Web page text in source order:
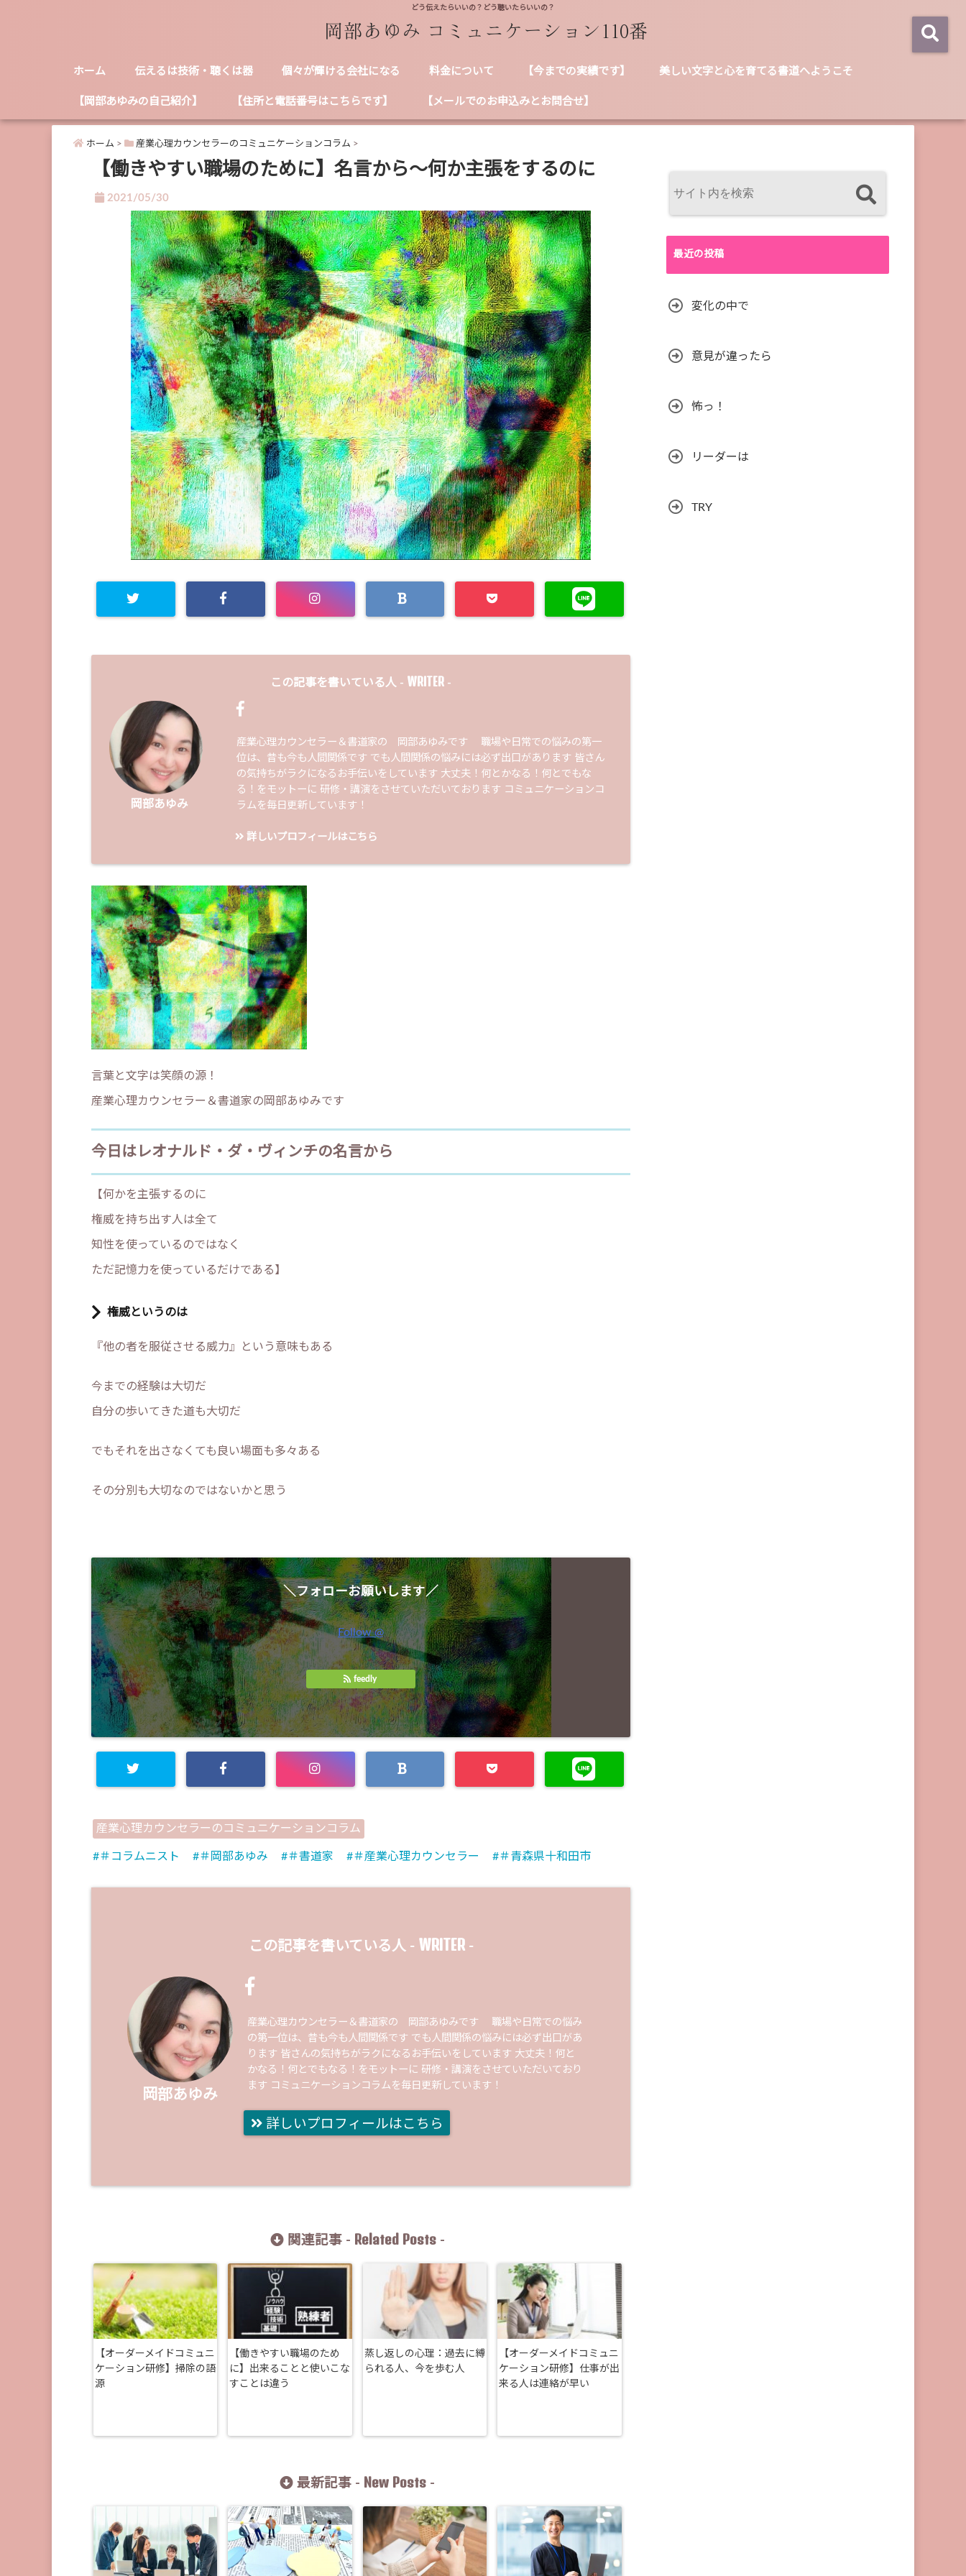
どう伝えたらいいの？どう聴いたらいいの？
ホーム 伝えるは技術・聴くは器 個々が輝ける会社になる 料金について 【今までの実績です】 美しい文字と心を育てる書道へようこそ
【岡部あゆみの自己紹介】 【住所と電話番号はこちらです】 【メールでのお申込みとお問合せ】
ホーム > 産業心理カウンセラーのコミュニケーションコラム >
【働きやすい職場のために】名言から～何か主張をするのに
2021/05/30
この記事を書いている人 - WRITER -
岡部あゆみ
産業心理カウンセラー＆書道家の 岡部あゆみです 職場や日常での悩みの第一
位は、昔も今も人間関係です でも人間関係の悩みには必ず出口があります 皆さん
の気持ちがラクになるお手伝いをしています 大丈夫！何とかなる！何とでもな
る！をモットーに 研修・講演をさせていただいております コミュニケーションコ
ラムを毎日更新しています！
詳しいプロフィールはこちら
言葉と文字は笑顔の源！
産業心理カウンセラー＆書道家の岡部あゆみです
今日はレオナルド・ダ・ヴィンチの名言から
【何かを主張するのに
権威を持ち出す人は全て
知性を使っているのではなく
ただ記憶力を使っているだけである】
権威というのは
『他の者を服従させる威力』という意味もある
今までの経験は大切だ
自分の歩いてきた道も大切だ
でもそれを出さなくても良い場面も多々ある
その分別も大切なのではないかと思う
＼フォローお願いします／
Follow @
feedly
産業心理カウンセラーのコミュニケーションコラム
＃コラムニスト ＃岡部あゆみ ＃書道家 ＃産業心理カウンセラー ＃青森県十和田市
この記事を書いている人 - WRITER-
岡部あゆみ
産業心理カウンセラー＆書道家の 岡部あゆみです 職場や日常での悩み
の第一位は、昔も今も人間関係です でも人間関係の悩みには必ず出口があ
ります 皆さんの気持ちがラクになるお手伝いをしています 大丈夫！何と
かなる！何とでもなる！をモットーに 研修・講演をさせていただいており
ます コミュニケーションコラムを毎日更新しています！
詳しいプロフィールはこちら
関連記事 - Related Posts-
【オーダーメイドコミュニ
ケーション研修】掃除の語
源
【働きやすい職場のため
に】出来ることと使いこな
すことは違う
蒸し返しの心理：過去に縛
られる人、今を歩む人
【オーダーメイドコミュニ
ケーション研修】仕事が出
来る人は連絡が早い
最新記事 - New Posts -
最近の投稿
変化の中で
意見が違ったら
怖っ！
リーダーは
TRY